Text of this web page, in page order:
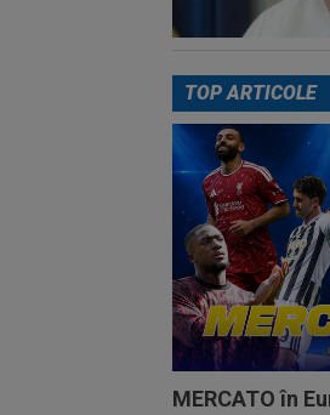
TOP ARTICOLE
MERCATO în